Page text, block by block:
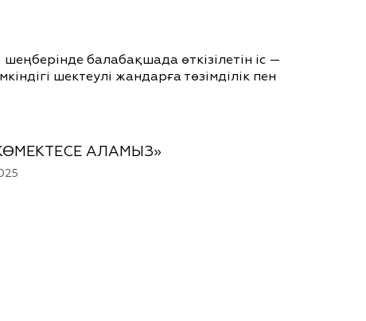
балабақшада өткізілетін іс —
шектеулі жандарға төзімділік пен
АЛАМЫЗ»